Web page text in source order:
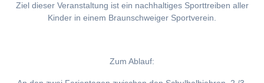
Ziel dieser Veranstaltung ist ein nachhaltiges Sporttreiben aller
Kinder in einem Braunschweiger Sportverein.
Zum Ablauf: